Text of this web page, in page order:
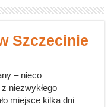
Szczecinie
– nieco
niezwykłego
miejsce kilka dni